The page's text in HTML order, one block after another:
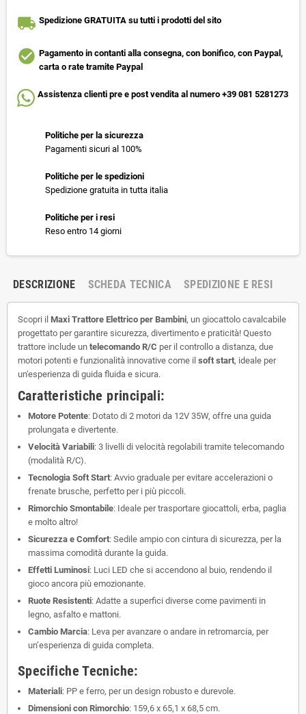
local_shipping Spedizione GRATUITA su tutti i prodotti del sito
check_circle Pagamento in contanti alla consegna, con bonifico, con Paypal,
carta o rate tramite Paypal
Assistenza clienti pre e post vendita al numero +39 081 5281273
Politiche per la sicurezza
Pagamenti sicuri al 100%
Politiche per le spedizioni
Spedizione gratuita in tutta italia
Politiche per i resi
Reso entro 14 giorni
DESCRIZIONE SCHEDA TECNICA SPEDIZIONE E RESI
Scopri il Maxi Trattore Elettrico per Bambini, un giocattolo cavalcabile
progettato per garantire sicurezza, divertimento e praticità! Questo
trattore include un telecomando R/C per il controllo a distanza, due
motori potenti e funzionalità innovative come il soft start, ideale per
un'esperienza di guida fluida e sicura.
Caratteristiche principali:
Motore Potente: Dotato di 2 motori da 12V 35W, offre una guida
prolungata e divertente.
Velocità Variabili: 3 livelli di velocità regolabili tramite telecomando
(modalità R/C).
Tecnologia Soft Start: Avvio graduale per evitare accelerazioni o
frenate brusche, perfetto per i più piccoli.
Rimorchio Smontabile: Ideale per trasportare giocattoli, erba, paglia
e molto altro!
Sicurezza e Comfort: Sedile ampio con cintura di sicurezza, per la
massima comodità durante la guida.
Effetti Luminosi: Luci LED che si accendono al buio, rendendo il
gioco ancora più emozionante.
Ruote Resistenti: Adatte a superfici diverse come pavimenti in
legno, asfalto e mattoni.
Cambio Marcia: Leva per avanzare o andare in retromarcia, per
un’esperienza di guida completa.
Specifiche Tecniche:
Materiali: PP e ferro, per un design robusto e durevole.
Dimensioni con Rimorchio: 159,6 x 65,1 x 68,5 cm.